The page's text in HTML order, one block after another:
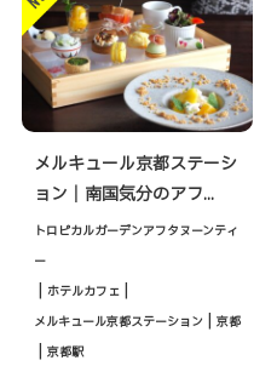
メルキュール京都ステーシ
ョン｜南国気分のアフ...
トロピカルガーデンアフタヌーンティ
ー
| ホテルカフェ |
メルキュール京都ステーション | 京都
| 京都駅